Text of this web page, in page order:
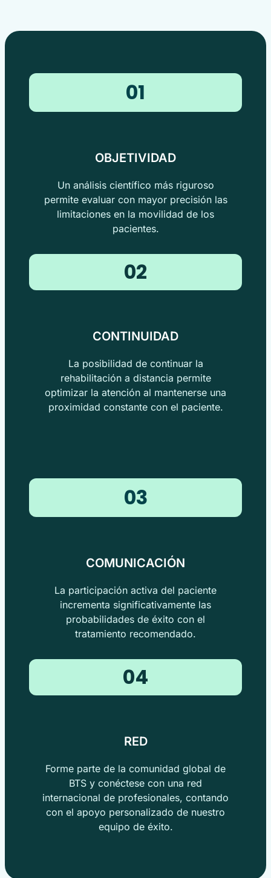
01
OBJETIVIDAD
Un análisis científico más riguroso
permite evaluar con mayor precisión las
limitaciones en la movilidad de los
pacientes.
02
CONTINUIDAD
La posibilidad de continuar la
rehabilitación a distancia permite
optimizar la atención al mantenerse una
proximidad constante con el paciente.
03
COMUNICACIÓN
La participación activa del paciente
incrementa significativamente las
probabilidades de éxito con el
tratamiento recomendado.
04
RED
Forme parte de la comunidad global de
BTS y conéctese con una red
internacional de profesionales, contando
con el apoyo personalizado de nuestro
equipo de éxito.